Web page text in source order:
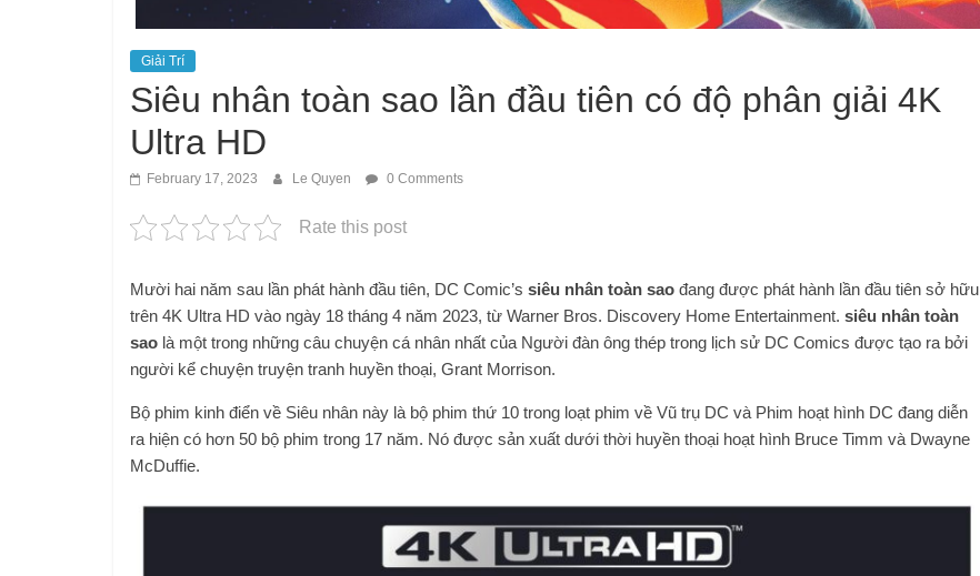
Giải Trí
Siêu nhân toàn sao lần đầu tiên có độ phân giải 4K
Ultra HD
February 17, 2023 Le Quyen 0 Comments
Rate this post
Mười hai năm sau lần phát hành đầu tiên, DC Comic’s siêu nhân toàn sao đang được phát hành lần đầu tiên sở hữu
trên 4K Ultra HD vào ngày 18 tháng 4 năm 2023, từ Warner Bros. Discovery Home Entertainment. siêu nhân toàn
sao là một trong những câu chuyện cá nhân nhất của Người đàn ông thép trong lịch sử DC Comics được tạo ra bởi
người kể chuyện truyện tranh huyền thoại, Grant Morrison.
Bộ phim kinh điển về Siêu nhân này là bộ phim thứ 10 trong loạt phim về Vũ trụ DC và Phim hoạt hình DC đang diễn
ra hiện có hơn 50 bộ phim trong 17 năm. Nó được sản xuất dưới thời huyền thoại hoạt hình Bruce Timm và Dwayne
McDuffie.